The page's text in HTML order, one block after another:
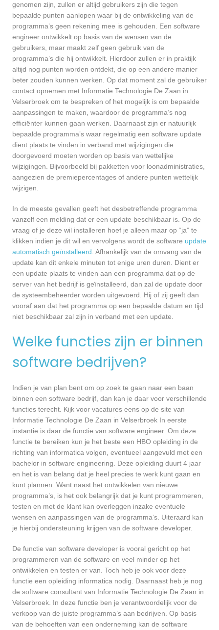
genomen zijn, zullen er altijd gebruikers zijn die tegen
bepaalde punten aanlopen waar bij de ontwikkeling van de
programma’s geen rekening mee is gehouden. Een software
engineer ontwikkelt op basis van de wensen van de
gebruikers, maar maakt zelf geen gebruik van de
programma’s die hij ontwikkelt. Hierdoor zullen er in praktijk
altijd nog punten worden ontdekt, die op een andere manier
beter zouden kunnen werken. Op dat moment zal de gebruiker
contact opnemen met Informatie Technologie De Zaan in
Velserbroek om te bespreken of het mogelijk is om bepaalde
aanpassingen te maken, waardoor de programma’s nog
efficiënter kunnen gaan werken. Daarnaast zijn er natuurlijk
bepaalde programma’s waar regelmatig een software update
dient plaats te vinden in verband met wijzigingen die
doorgevoerd moeten worden op basis van wettelijke
wijzigingen. Bijvoorbeeld bij pakketten voor loonadministraties,
aangezien de premiepercentages of andere punten wettelijk
wijzigen.
In de meeste gevallen geeft het desbetreffende programma
vanzelf een melding dat er een update beschikbaar is. Op de
vraag of je deze wil installeren hoef je alleen maar op “ja” te
klikken indien je dit wil en vervolgens wordt de software update
automatisch geïnstalleerd. Afhankelijk van de omvang van de
update kan dit enkele minuten tot enige uren duren. Dient er
een update plaats te vinden aan een programma dat op de
server van het bedrijf is geïnstalleerd, dan zal de update door
de systeembeheerder worden uitgevoerd. Hij of zij geeft dan
vooraf aan dat het programma op een bepaalde datum en tijd
niet beschikbaar zal zijn in verband met een update.
Welke functies zijn er binnen
software bedrijven?
Indien je van plan bent om op zoek te gaan naar een baan
binnen een software bedrijf, dan kan je daar voor verschillende
functies terecht. Kijk voor vacatures eens op de site van
Informatie Technologie De Zaan in Velserbroek In eerste
instantie is daar de functie van software engineer. Om deze
functie te bereiken kun je het beste een HBO opleiding in de
richting van informatica volgen, eventueel aangevuld met een
bachelor in software engineering. Deze opleiding duurt 4 jaar
en het is van belang dat je heel precies te werk kunt gaan en
kunt plannen. Want naast het ontwikkelen van nieuwe
programma’s, is het ook belangrijk dat je kunt programmeren,
testen en met de klant kan overleggen inzake eventuele
wensen en aanpassingen van de programma’s. Uiteraard kan
je hierbij ondersteuning krijgen van de software developer.
De functie van software developer is vooral gericht op het
programmeren van de software en veel minder op het
ontwikkelen en testen er van. Toch heb je ook voor deze
functie een opleiding informatica nodig. Daarnaast heb je nog
de software consultant van Informatie Technologie De Zaan in
Velserbroek. In deze functie ben je verantwoordelijk voor de
verkoop van de juiste programma’s aan bedrijven. Op basis
van de behoeften van een onderneming kan de software